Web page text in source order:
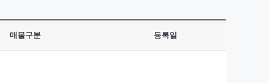
매물구분 등록일